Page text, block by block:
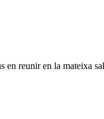
reunir en la mateixa